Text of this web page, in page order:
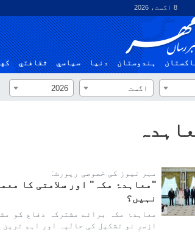
8 اگست، 2026
ہندوستان دنیا سياسي ثقافتي
اگست 2026
مہر نیوز کی خصوصی رپورٹ:
"معاہدۂ مکہ" اور سلامتی کا
نہیں؟
معاہدۂ مکہ برائے مشترکہ دفاع کو
ازسرِ نو تشکیل کی حالیہ اور اہم